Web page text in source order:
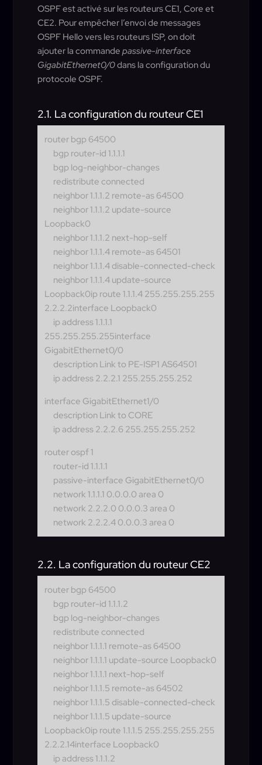
OSPF est activé sur les routeurs CE1, Core et
CE2. Pour empêcher l’envoi de messages
OSPF Hello vers les routeurs ISP, on doit
ajouter la commande passive-interface
GigabitEthernet0/0dans la configuration du
protocole OSPF.
2.1. La configuration du routeur CE1
router bgp 64500
bgp router-id 1.1.1.1
bgp log-neighbor-changes
redistribute connected
neighbor 1.1.1.2 remote-as 64500
neighbor 1.1.1.2 update-source
Loopback0
neighbor 1.1.1.2 next-hop-self
neighbor 1.1.1.4 remote-as 64501
neighbor 1.1.1.4 disable-connected-check
neighbor 1.1.1.4 update-source
Loopback0ip route 1.1.1.4 255.255.255.255
2.2.2.2interface Loopback0
ip address 1.1.1.1
255.255.255.255interface
GigabitEthernet0/0
description Link to PE-ISP1 AS64501
ip address 2.2.2.1 255.255.255.252
interface GigabitEthernet1/0
description Link to CORE
ip address 2.2.2.6 255.255.255.252
router ospf 1
router-id 1.1.1.1
passive-interface GigabitEthernet0/0
network 1.1.1.1 0.0.0.0 area 0
network 2.2.2.0 0.0.0.3 area 0
network 2.2.2.4 0.0.0.3 area 0
2.2. La configuration du routeur CE2
router bgp 64500
bgp router-id 1.1.1.2
bgp log-neighbor-changes
redistribute connected
neighbor 1.1.1.1 remote-as 64500
neighbor 1.1.1.1 update-source Loopback0
neighbor 1.1.1.1 next-hop-self
neighbor 1.1.1.5 remote-as 64502
neighbor 1.1.1.5 disable-connected-check
neighbor 1.1.1.5 update-source
Loopback0ip route 1.1.1.5 255.255.255.255
2.2.2.14interface Loopback0
ip address 1.1.1.2